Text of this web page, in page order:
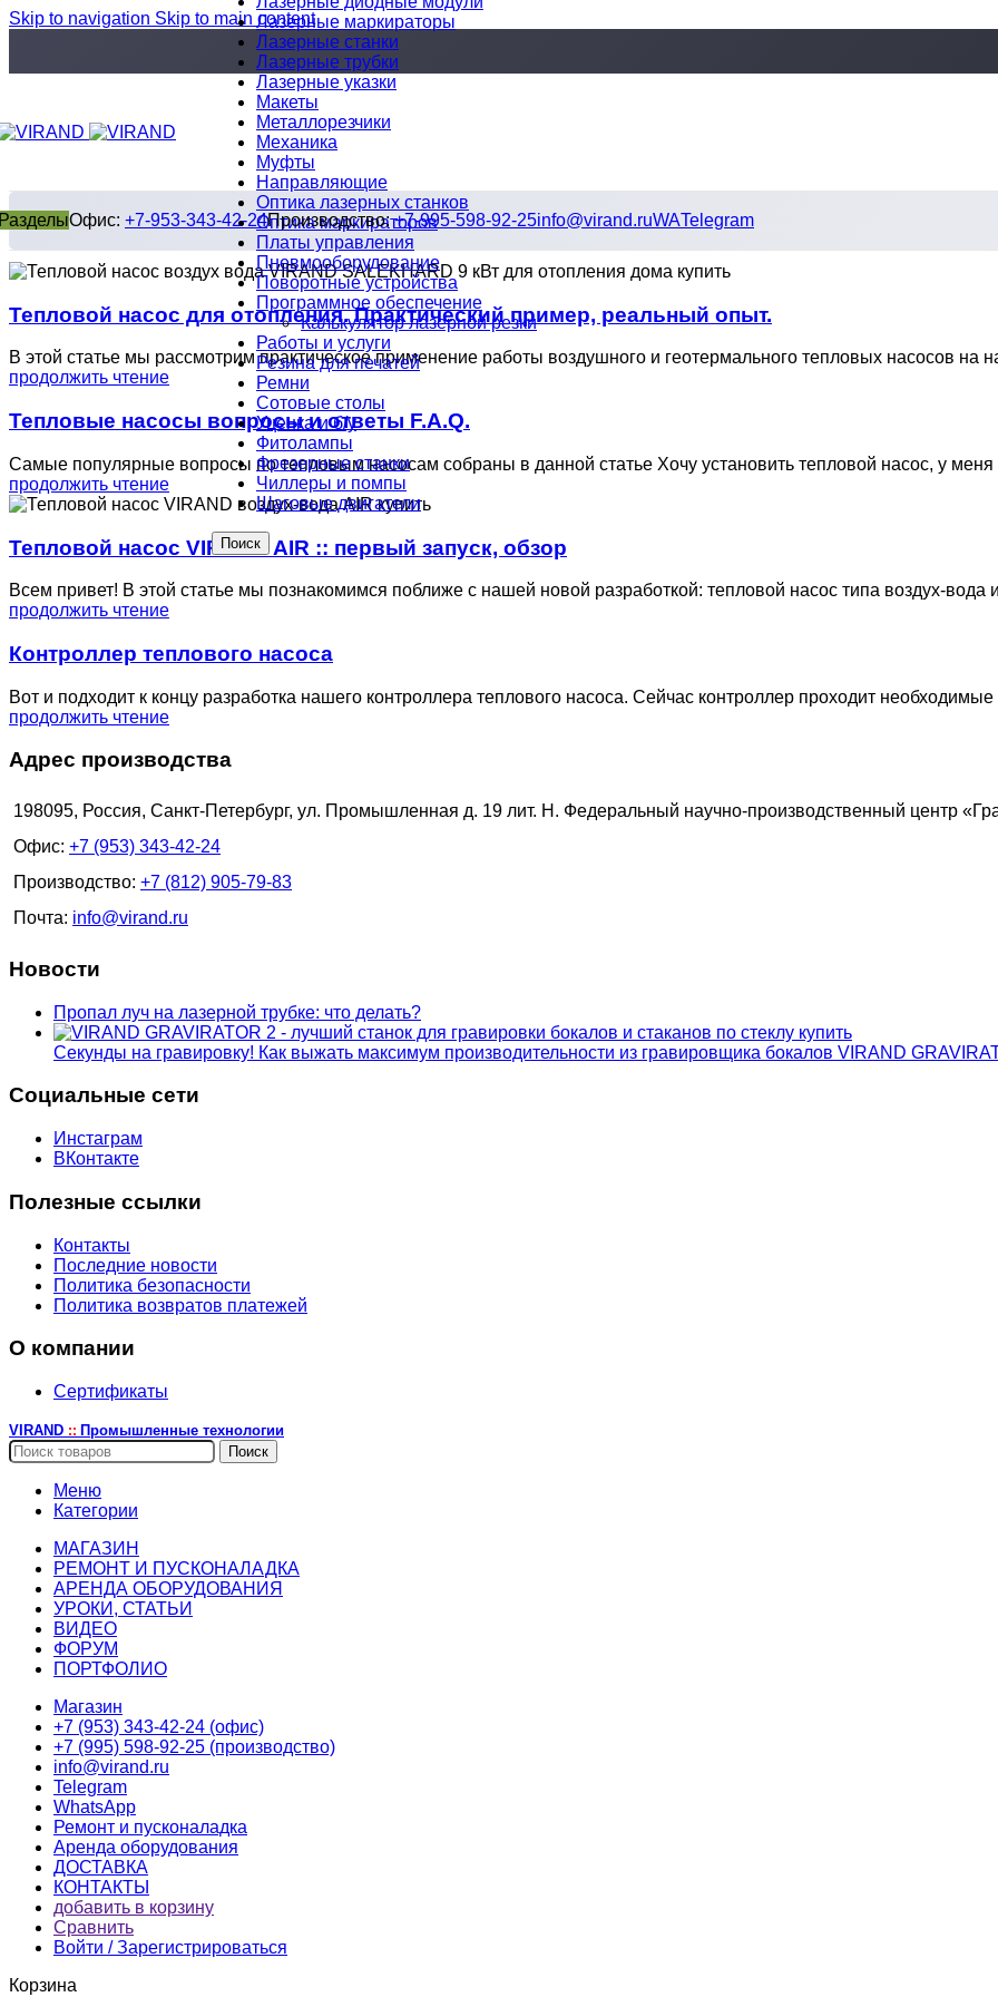
Skip to navigation Skip to main contentЛазерные маркираторы
Лазерные станки
Лазерные трубки
Лазерные указки
Макеты
Металлорезчики
Механика
Муфты
Направляющие
Оптика лазерных станков
Оптика маркираторов
Платы управления
Пневмооборудование
Поворотные устройства
Программное обеспечение
Калькулятор лазерной резки
Работы и услуги
Резина для печатей
Ремни
Сотовые столы
Уценка и б/у
Фитолампы
Фрезерные станки
Чиллеры и помпы
Шаговые двигатели
Поиск
Офис: +7-953-343-42-24Производство:+7-995-598-92-25info@virand.ruWATelegram
Тепловой насос для отопления. Практический пример, реальный опыт.
В этой статье мы рассмотрим практическое применение работы воздушного и геотермального тепловых насосов на
продолжить чтение
Тепловые насосы вопросы и ответы F.A.Q.
Самые популярные вопросы по тепловым насосам собраны в данной статье Хочу установить тепловой насос, у меня
продолжить чтение
Тепловой насос VIRAND AIR :: первый запуск, обзор
Всем привет! В этой статье мы познакомимся поближе с нашей новой разработкой: тепловой насос типа воздух-вода
продолжить чтение
Контроллер теплового насоса
Вот и подходит к концу разработка нашего контроллера теплового насоса. Сейчас контроллер проходит
продолжить чтение
Адрес производства
198095, Россия, Санкт-Петербург, ул. Промышленная д. 19 лит. Н. Федеральный научно-производственный центр
Офис: +7 (953) 343-42-24
Производство: +7 (812) 905-79-83
Почта: info@virand.ru
Новости
Пропал луч на лазерной трубке: что делать?
Секунды на гравировку! Как выжать максимум производительности из гравировщика бокалов VIRAND
Социальные сети
Инстаграм
ВКонтакте
Полезные ссылки
Контакты
Последние новости
Политика безопасности
Политика возвратов платежей
О компании
Сертификаты
VIRAND :: Промышленные технологии
Поиск
Меню
Категории
МАГАЗИН
РЕМОНТ И ПУСКОНАЛАДКА
АРЕНДА ОБОРУДОВАНИЯ
УРОКИ, СТАТЬИ
ВИДЕО
ФОРУМ
ПОРТФОЛИО
Магазин
+7 (953) 343-42-24 (офис)
+7 (995) 598-92-25 (производство)
info@virand.ru
Telegram
WhatsApp
Ремонт и пусконаладка
Аренда оборудования
ДОСТАВКА
КОНТАКТЫ
добавить в корзину
Сравнить
Войти / Зарегистрироваться
Корзина